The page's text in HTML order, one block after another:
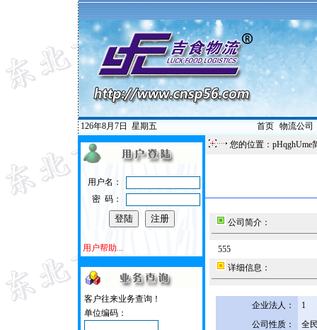
126年8月7日 星期五 首页| 物流公司
用户名：
密 码：
用户帮助...
客户往来业务查询！
单位编码：
您的位置：pHqghUme
公司简介：
555
详细信息：
企业法人：
1
公司性质：
全